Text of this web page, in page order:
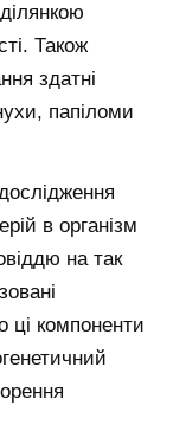
Також
здатні
папіломи
в організм
на так
ці компоненти